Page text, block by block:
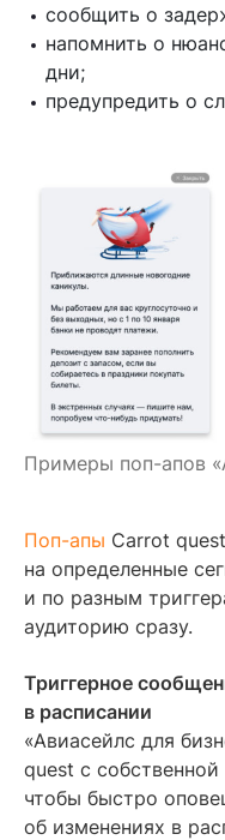
сообщить о
напомнить о
дни;
предупредить о
Примеры поп-апов
Поп-апы Carrot
на определенные
и по разным
аудиторию сразу.
Триггерное
в расписании
«Авиасейлс для
quest с
чтобы быстро
об изменениях в